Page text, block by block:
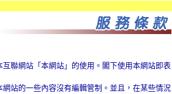
聯網站「本網站」的使用。閣下使用本網站即表
站的一些內容沒有編輯管制。並且，在某些情況